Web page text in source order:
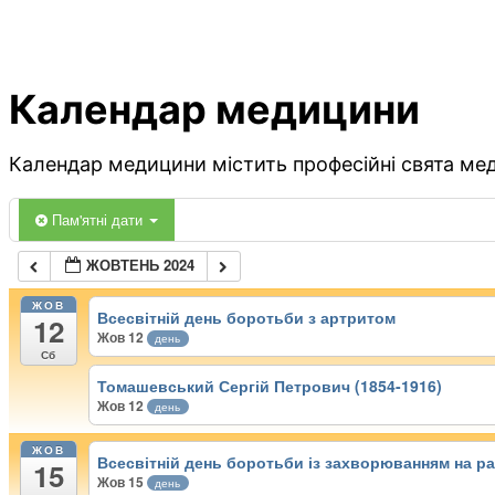
Календар медицини
Календар медицини містить професійні свята
Пам'ятні дати
ЖОВТЕНЬ 2024
ЖОВ
12
Сб
Всесвітній день боротьби з артритом
Жов 12 день
Томашевський Сергій Петрович (1854-1916)
Жов 12 день
ЖОВ
15 Всесвітній день боротьби із захворюванням на
Жов 15 день